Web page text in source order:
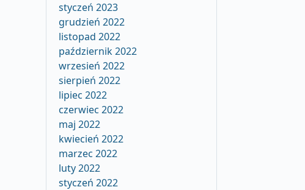
styczeń 2023
grudzień 2022
listopad 2022
październik 2022
wrzesień 2022
sierpień 2022
lipiec 2022
czerwiec 2022
maj 2022
kwiecień 2022
marzec 2022
luty 2022
styczeń 2022